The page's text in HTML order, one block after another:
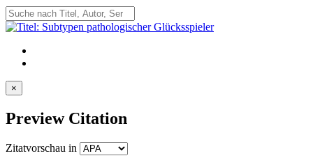
×
Preview Citation
Zitatvorschau in